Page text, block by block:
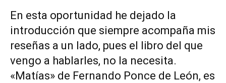
En esta oportunidad he dejado la
introducción que siempre acompaña mis
reseñas a un lado, pues el libro del que
vengo a hablarles, no la necesita.
«Matías» de Fernando Ponce de León, es